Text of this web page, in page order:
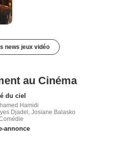
news jeux vidéo
au Cinéma
du ciel
Hamidi
Djadel, Josiane Balasko
annonce